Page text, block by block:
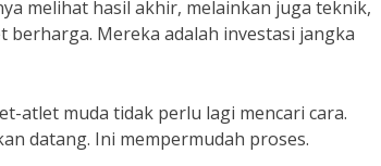
melihat hasil akhir, melainkan juga teknik,
Mereka adalah investasi jangka
atlet muda tidak perlu lagi mencari cara.
datang. Ini mempermudah proses.